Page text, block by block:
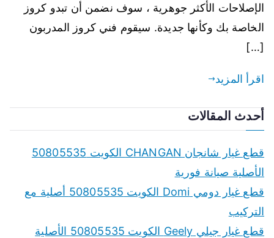
الإصلاحات الأكثر جوهرية ، سوف نضمن أن تبدو كروز
الخاصة بك وكأنها جديدة. سيقوم فني كروز المدربون
[…]
اقرأ المزيد
أحدث المقالات
قطع غيار شانجان CHANGAN الكويت 50805535
الأصلية صيانة فورية
قطع غيار دومي Domi الكويت 50805535 أصلية مع
التركيب
قطع غيار جيلي Geely الكويت 50805535 الأصلية